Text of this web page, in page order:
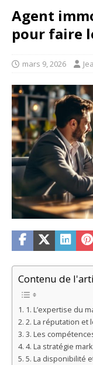
Agent
pour faire
mars 9, 2026
Contenu de
1. L’expertise du
2. La réputation et
3. Les
4. La stratégie
5. La disponibilité